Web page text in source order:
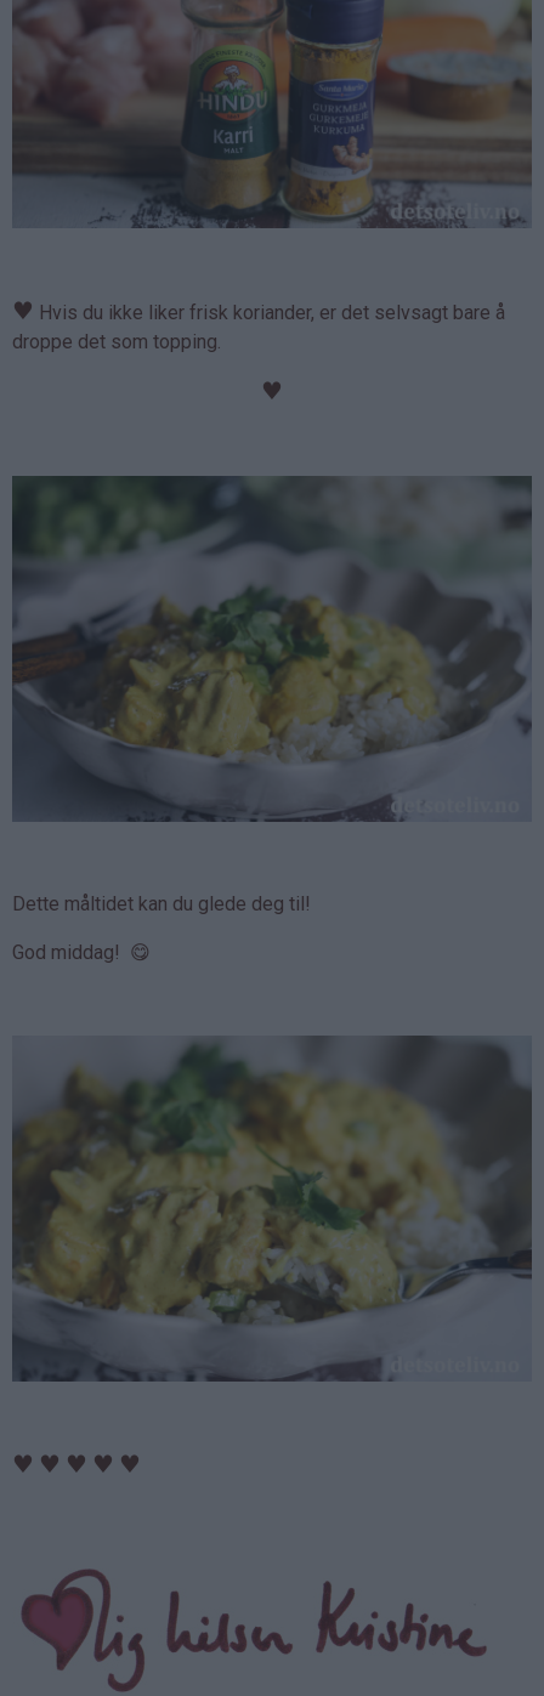
♥ Hvis du ikke liker frisk koriander, er det selvsagt bare å
droppe det som topping.
♥
Dette måltidet kan du glede deg til!
God middag! 😋
♥ ♥ ♥ ♥ ♥